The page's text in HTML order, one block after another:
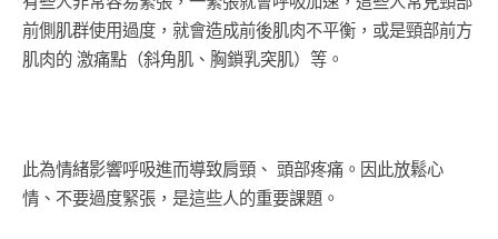
前側肌群使用過度，就會造成前後肌肉不平衡，或是頸部前方
肌肉的 激痛點（斜角肌、胸鎖乳突肌）等。
此為情緒影響呼吸進而導致肩頸、 頭部疼痛。因此放鬆心
情、不要過度緊張，是這些人的重要課題。